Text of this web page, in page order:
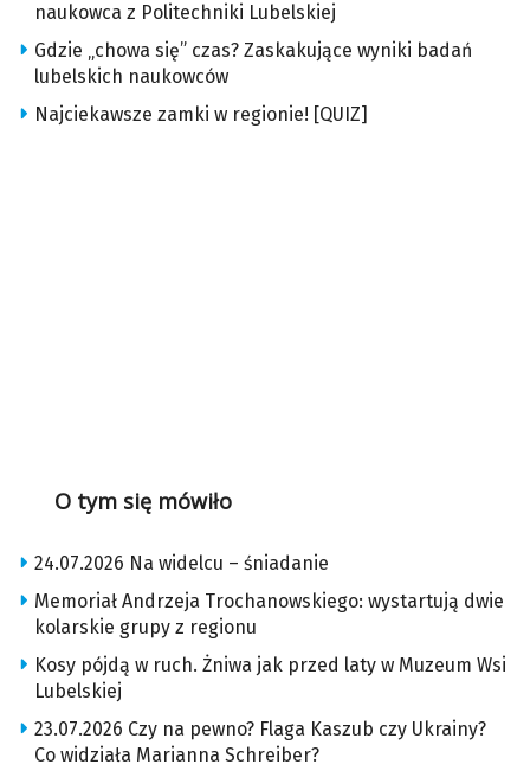
naukowca z Politechniki Lubelskiej
Gdzie „chowa się” czas? Zaskakujące wyniki badań
lubelskich naukowców
Najciekawsze zamki w regionie! [QUIZ]
O tym się mówiło
24.07.2026 Na widelcu – śniadanie
Memoriał Andrzeja Trochanowskiego: wystartują dwie
kolarskie grupy z regionu
Kosy pójdą w ruch. Żniwa jak przed laty w Muzeum Wsi
Lubelskiej
23.07.2026 Czy na pewno? Flaga Kaszub czy Ukrainy?
Co widziała Marianna Schreiber?